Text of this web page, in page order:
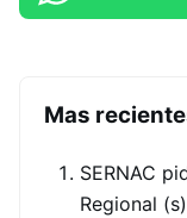
Mas
SERNAC
Regional